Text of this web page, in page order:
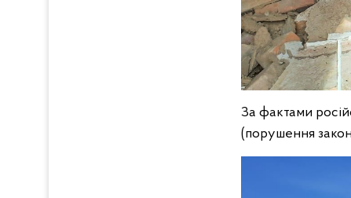
За фактами
(порушення